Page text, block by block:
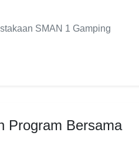
SMAN 1 Gamping
Program Bersama